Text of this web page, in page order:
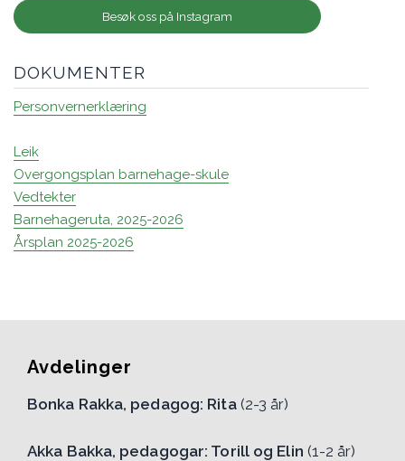
Besøk oss på Instagram
DOKUMENTER
Personvernerklæring
Leik
Overgongsplan barnehage-skule
Vedtekter
Barnehageruta, 2025-2026
Årsplan 2025-2026
Avdelinger
Bonka Rakka, pedagog: Rita(2-3 år)
Akka Bakka, pedagogar: Torill og Elin (1-2 år)